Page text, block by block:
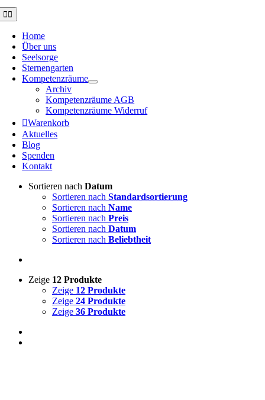
Toggle
Navigation
Home
Über uns
Seelsorge
Sternengarten
Kompetenzräume
Archiv
Kompetenzräume AGB
Kompetenzräume Widerruf
Warenkorb
Aktuelles
Blog
Spenden
Kontakt
Sortieren nach Datum
Sortieren nach Standardsortierung
Sortieren nach Name
Sortieren nach Preis
Sortieren nach Datum
Sortieren nach Beliebtheit
Zeige 12 Produkte
Zeige 12 Produkte
Zeige 24 Produkte
Zeige 36 Produkte